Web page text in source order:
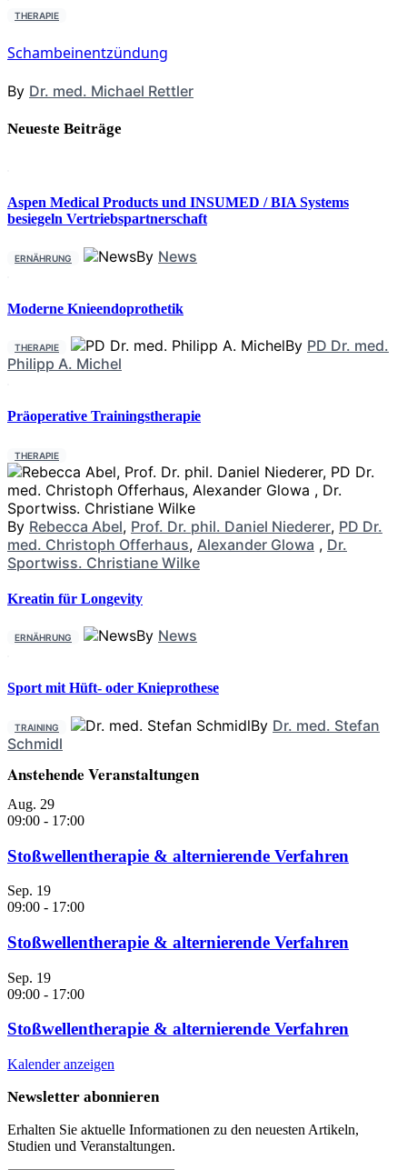
THERAPIE
Schambeinentzündung
By Dr. med. Michael Rettler
Neueste Beiträge
Aspen Medical Products und INSUMED / BIA Systems
besiegeln Vertriebspartnerschaft
ERNÄHRUNG By News
Moderne Knieendoprothetik
THERAPIE By PD Dr. med.
Philipp A. Michel
Präoperative Trainingstherapie
THERAPIE
By Rebecca Abel, Prof. Dr. phil. Daniel Niederer, PD Dr.
med. Christoph Offerhaus, Alexander Glowa , Dr.
Sportwiss. Christiane Wilke
Kreatin für Longevity
ERNÄHRUNG By News
Sport mit Hüft- oder Knieprothese
TRAINING By Dr. med. Stefan
Schmidl
Anstehende Veranstaltungen
Aug. 29
09:00 - 17:00
Stoßwellentherapie & alternierende Verfahren
Sep. 19
09:00 - 17:00
Stoßwellentherapie & alternierende Verfahren
Sep. 19
09:00 - 17:00
Stoßwellentherapie & alternierende Verfahren
Kalender anzeigen
Newsletter abonnieren
Erhalten Sie aktuelle Informationen zu den neuesten Artikeln,
Studien und Veranstaltungen.